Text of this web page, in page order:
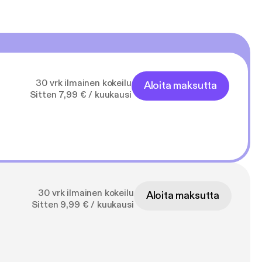
30 vrk ilmainen kokeilu
Sitten 7,99 € / kuukausi
Aloita maksutta
30 vrk ilmainen kokeilu
Sitten 9,99 € / kuukausi
Aloita maksutta